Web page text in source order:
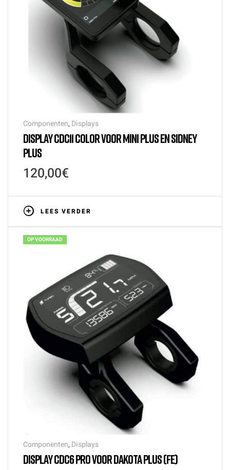
Componenten, Displays
DISPLAY CDC11 COLOR VOOR MINI PLUS EN SIDNEY
PLUS
120,00€
LEES VERDER
OP VOORRAAD
Componenten, Displays
DISPLAY CDC6 PRO VOOR DAKOTA PLUS (FE)